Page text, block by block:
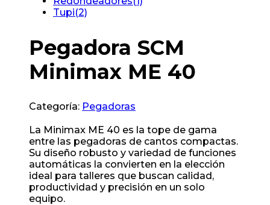
Tupi(2)
Pegadora SCM
Minimax ME 40
Categoría: Pegadoras
La Minimax ME 40 es la tope de gama
entre las pegadoras de cantos compactas.
Su diseño robusto y variedad de funciones
automáticas la convierten en la elección
ideal para talleres que buscan calidad,
productividad y precisión en un solo
equipo.